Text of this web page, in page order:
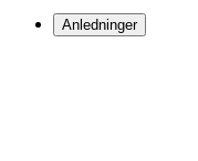
Anledninger